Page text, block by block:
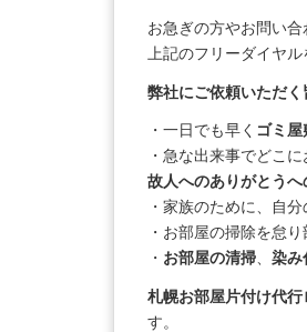
お急ぎの方やお問い
上記のフリーダイヤル
弊社にご依頼いただ
・一日でも早く ゴミ屋
・急な出来事でどこ
故人へのありがとう
・家族のために、自
・お部屋の掃除を怠り
・ お部屋の清掃、 染み
札幌お部屋片付け代行
す。